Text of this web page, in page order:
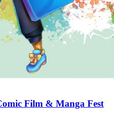
Film & Manga Fest